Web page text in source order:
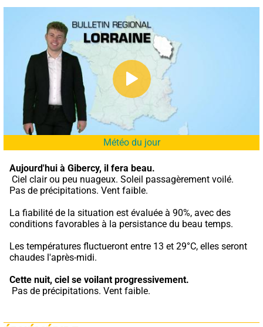
Météo du jour
Aujourd'hui à Gibercy, il fera beau.
Pas de précipitations. Vent faible.
La fiabilité de la situation est évaluée à 90%, avec des
conditions favorables à la persistance du beau temps.
Les températures fluctueront entre 13 et 29°C, elles seront
chaudes l'après-midi.
Cette nuit, ciel se voilant progressivement.
Pas de précipitations. Vent faible.